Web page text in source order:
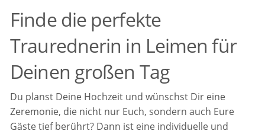
Finde die perfekte
Traurednerin in Leimen für
Deinen großen Tag
Du planst Deine Hochzeit und wünschst Dir eine
Zeremonie, die nicht nur Euch, sondern auch Eure
Gäste tief berührt? Dann ist eine individuelle und